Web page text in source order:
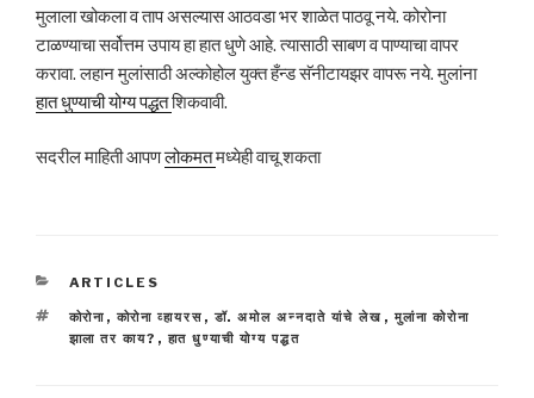
मुलाला खोकला व ताप असल्यास आठवडा भर शाळेत पाठवू नये. कोरोना
टाळण्याचा सर्वोत्तम उपाय हा हात धुणे आहे. त्यासाठी साबण व पाण्याचा वापर
करावा. लहान मुलांसाठी अल्कोहोल युक्त हँन्ड सॅनीटायझर वापरू नये. मुलांना
हात धुण्याची योग्य पद्धतशिकवावी.
सदरील माहिती आपणलोकमतमध्येही वाचू शकता
CATEGORIES
ARTICLES
TAGS
कोरोना , कोरोना व्हायरस , डॉ. अमोल अन्नदाते यांचे लेख , मुलांना कोरोना
झाला तर काय? , हात धुण्याची योग्य पद्धत